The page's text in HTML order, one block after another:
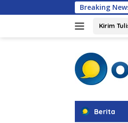
ke
Breaking
Kirim
Berita